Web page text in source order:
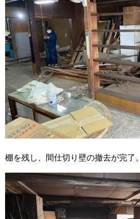
棚を残し、間仕切り壁の撤去が完了。